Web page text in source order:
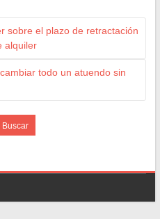
sobre el plazo de retractación
alquiler
todo un atuendo sin
Buscar